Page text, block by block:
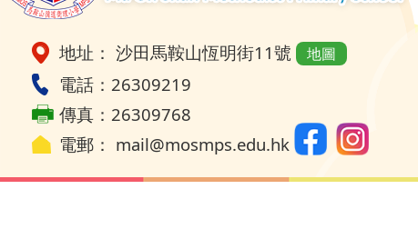
地址： 沙田馬鞍山恆明街11號 地圖
電話：26309219
傳真：26309768
電郵： mail@mosmps.edu.hk